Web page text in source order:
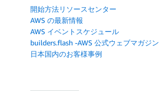
開始方法リソースセンター
AWS の最新情報
AWS イベントスケジュール
builders.flash -AWS 公式ウェブマガジン
日本国内のお客様事例